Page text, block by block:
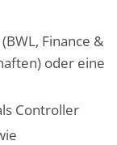
Finance &
oder eine
Controller